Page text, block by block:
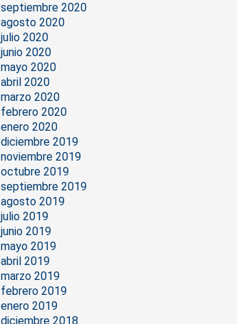
septiembre 2020
agosto 2020
julio 2020
junio 2020
mayo 2020
abril 2020
marzo 2020
febrero 2020
enero 2020
diciembre 2019
noviembre 2019
octubre 2019
septiembre 2019
agosto 2019
julio 2019
junio 2019
mayo 2019
abril 2019
marzo 2019
febrero 2019
enero 2019
diciembre 2018